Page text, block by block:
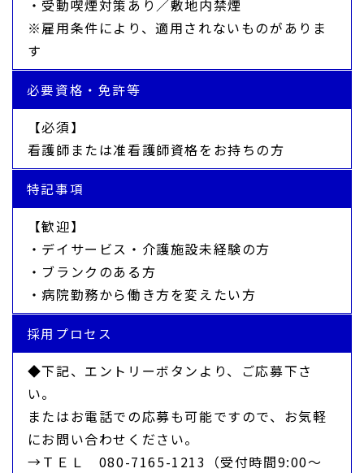
・受動喫煙対策あり／敷地内禁煙
※雇用条件により、適用されないものがありま
す
必要資格・免許等
【必須】
看護師または准看護師資格をお持ちの方
特記事項
【歓迎】
・デイサービス・介護施設未経験の方
・ブランクのある方
・病院勤務から働き方を変えたい方
採用プロセス
◆下記、エントリーボタンより、ご応募下さ
い。
またはお電話での応募も可能ですので、お気軽
にお問い合わせください。
→ＴＥＬ 080-7165-1213（受付時間9:00〜